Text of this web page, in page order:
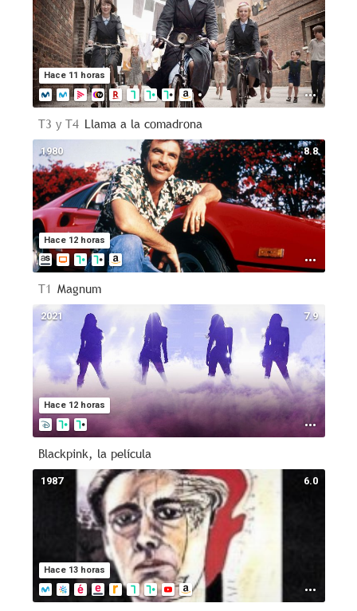
Hace 11 horas
T3 y T4 Llama a la comadrona
8.8
Hace 12 horas
1980
T1 Magnum
7.9
Hace 12 horas
2021
Blackpink, la película
6.0
Hace 13 horas
1987